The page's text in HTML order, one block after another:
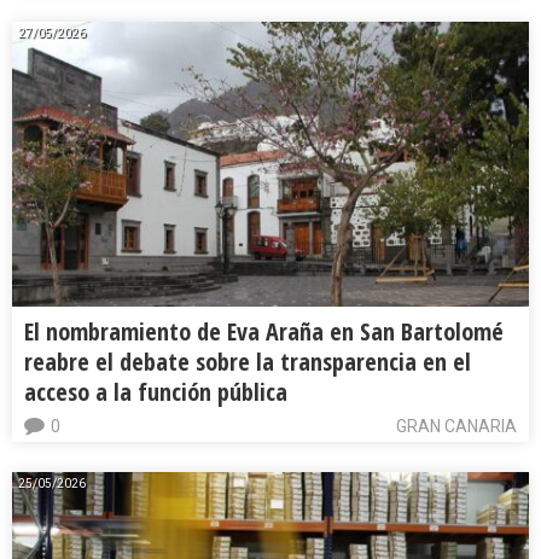
27/05/2026
El nombramiento de Eva Araña en San Bartolomé
reabre el debate sobre la transparencia en el
acceso a la función pública
GRAN CANARIA
0
25/05/2026